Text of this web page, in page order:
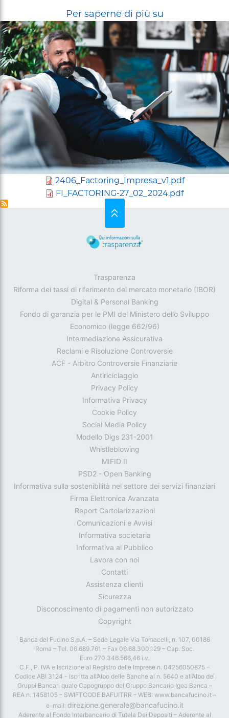
Per saperne di più su
Pro
Solvendo
e
Pro
Soluto
2406_Factoring_Impresa_v1.pdf
FI_FACTORING-27_02_2024.pdf
SU
Trasparenza
Riforma dei tassi di riferimento del mercato monetario (IBOR)
Digital & Personal Banking
Fondo di garanzia per le PMI del Ministero dello Sviluppo
Economico (legge 662/96)
Intermediazione Assicurativa
Reclami e Risoluzione Controversie
ACF - Arbitro Controversie Finanziarie
Antiriciclaggio
Privacy Policy
Informativa Privacy
Cookie Policy
Social Media Policy
Modello Dlgs 231-2001
Whistleblowing
MIFID II
PSD2 - Open Banking
Informativa sulla sostenibilità nel settore dei servizi finanziari
Firma Elettronica Avanzata
Report Cartolarizzazioni
Comunicazioni e Avvisi
Informativa societaria
Informativa al Pubblico
Lavora con noi
Contatti
Assistenza clienti
Sicurezza
Disconoscimento di pagamenti non autorizzato
Copyright
Banca del Fucino S.p.A. – Sede Legale Via Tomacelli, n. 107, 00186
Roma – Tel. 06.689.761 – Fax 06.68.300.129 – Cap. Soc.
Euro 270.346.566,46 i.v.
C.F., P. IVA e Iscrizione al Registro delle Imprese n. 04256050875 –
Codice ABI 3124 - Iscritta all’Albo delle Banche al n. 5640 e all’Albo dei
Gruppi Bancari quale Capogruppo del Gruppo Bancario Igea Banca –
REA n. 1458105 – SWIFTCODE BAFUITRR – WEB: www.bancafucino.it –
e-mail: direzione.generale@bancafucino.it
Aderente al Fondo Interbancario di Tutela Dei Depositi – Aderente al